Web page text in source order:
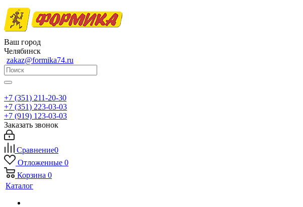
Ваш город
Челябинск
zakaz@formika74.ru
+7 (351) 211-20-30
+7 (351) 223-03-03
+7 (919) 123-03-03
Заказать звонок
Сравнение0
Отложенные 0
Корзина 0
Каталог